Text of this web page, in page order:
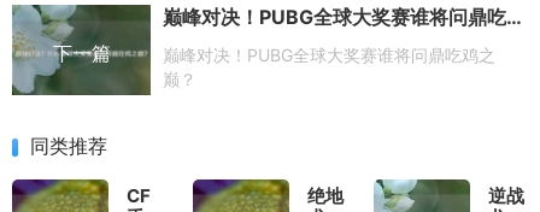
下一篇
巅峰对决！PUBG全球大奖赛谁将问鼎吃鸡之巅？
巅峰对决！PUBG全球大奖赛谁将问鼎吃鸡之
巅？
同类推荐
CF
绝地
逆战